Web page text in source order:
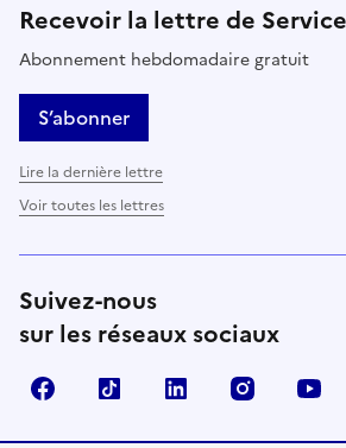
Recevoir la lettre de
Abonnement hebdomadaire gratuit
S’abonner
Lire la dernière lettre
Voir toutes les lettres
Suivez-nous
sur les réseaux sociaux
FacebookTikTok LinkedIn Instagram